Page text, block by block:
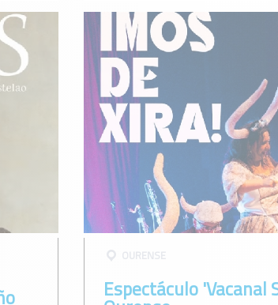
OURENSE
Espectáculo 'Vacanal